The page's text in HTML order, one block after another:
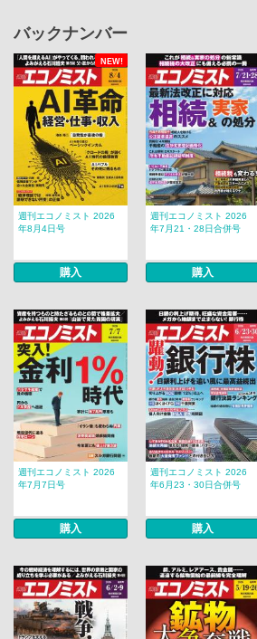
バックナンバー
NEW!
週刊エコノミスト 2026
年8月4日号
購入
週刊エコノミスト 2026
年7月21・28日合併号
購入
週刊エコノミスト 2026
年7月7日号
購入
週刊エコノミスト 2026
年6月23・30日合併号
購入